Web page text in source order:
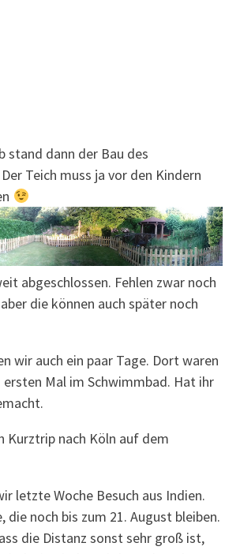
stand dann der Bau des
Teich muss ja vor den Kindern
abgeschlossen. Fehlen zwar noch
die können auch später noch
wir auch ein paar Tage. Dort waren
Mal im Schwimmbad. Hat ihr
Kurztrip nach Köln auf dem
letzte Woche Besuch aus Indien.
die noch bis zum 21. August bleiben.
die Distanz sonst sehr groß ist,